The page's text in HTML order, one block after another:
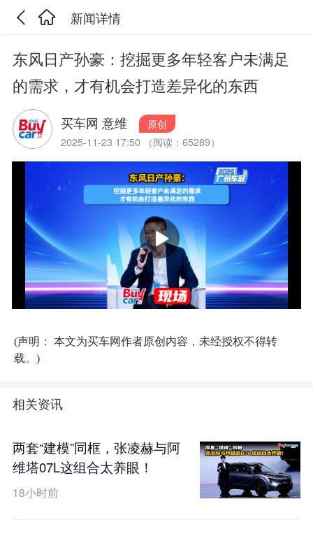
新闻详情
东风日产孙豪：挖掘更多年轻客户未满足
的需求，才有机会打造差异化的东西
买车网 意维
原创
2025-11-23 17:50 （阅读：65289）
(声明： 本文为买车网作者原创内容，未经授权不得转
载。)
相关资讯
两套“建模”同框，张凌赫与阿
维塔07L这组合太养眼！
18小时前